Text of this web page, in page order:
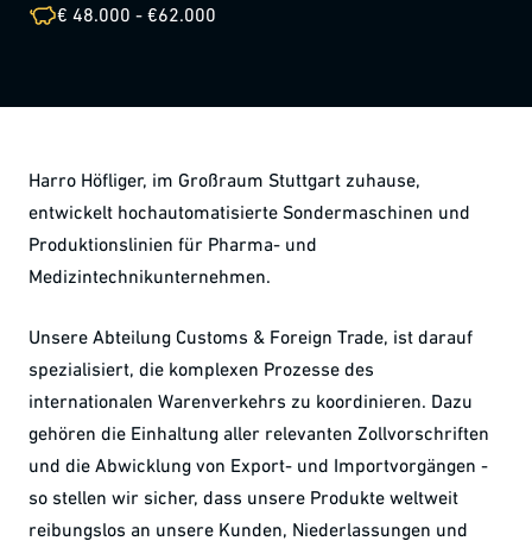
€ 48.000 - €62.000
Harro Höfliger, im Großraum Stuttgart zuhause,
entwickelt hochautomatisierte Sondermaschinen und
Produktionslinien für Pharma- und
Medizintechnikunternehmen.
Unsere Abteilung Customs & Foreign Trade, ist darauf
spezialisiert, die komplexen Prozesse des
internationalen Warenverkehrs zu koordinieren. Dazu
gehören die Einhaltung aller relevanten Zollvorschriften
und die Abwicklung von Export- und Importvorgängen -
so stellen wir sicher, dass unsere Produkte weltweit
reibungslos an unsere Kunden, Niederlassungen und